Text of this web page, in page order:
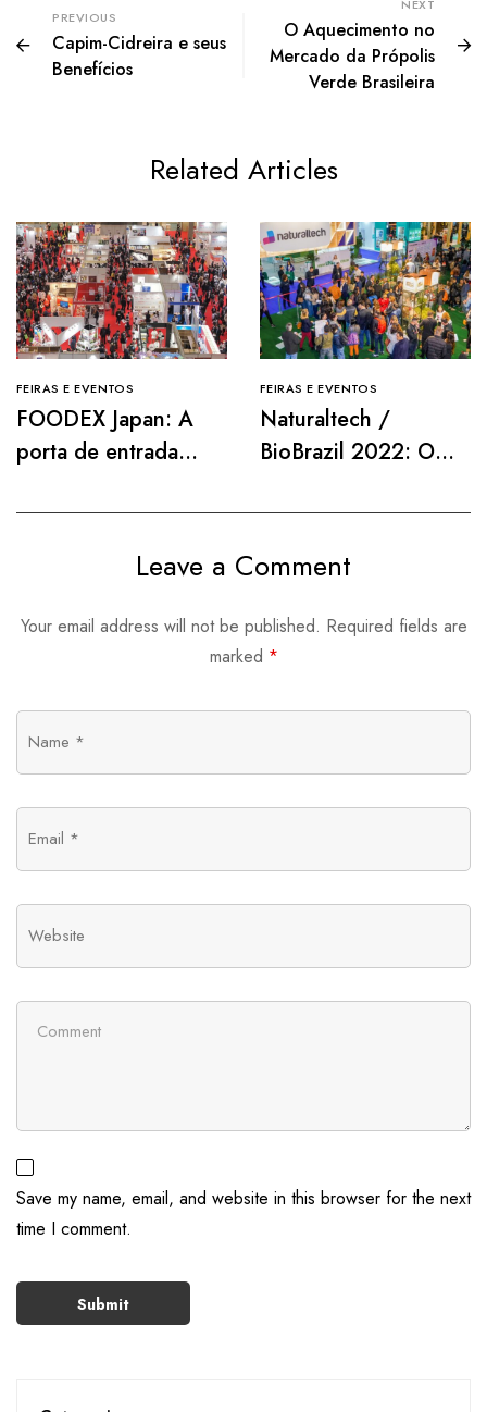
PREVIOUS
Capim-Cidreira e seus
Benefícios
NEXT
O Aquecimento no
Mercado da Própolis
Verde Brasileira
Related Articles
FEIRAS E EVENTOS
FOODEX Japan: A
porta de entrada
alimentação na Ásia
FEIRAS E EVENTOS
Naturaltech /
BioBrazil 2022: O
produtos naturais e
América Latina
Leave a Comment
Your email address will not be published. Required fields are
marked *
Save my name, email, and website in this browser for the next
time I comment.